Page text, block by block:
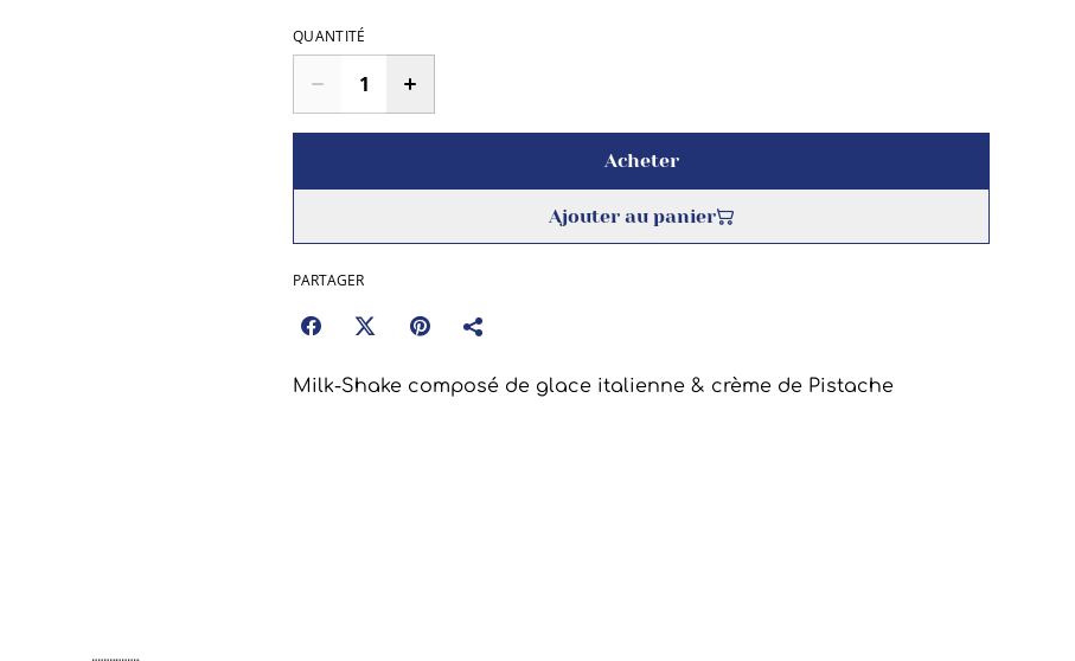
QUANTITÉ
Acheter
Ajouter au panier
PARTAGER
Milk-Shake composé de glace italienne & crème de Pistache